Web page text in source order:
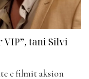
VIP”, tani Silvi
e filmit aksion